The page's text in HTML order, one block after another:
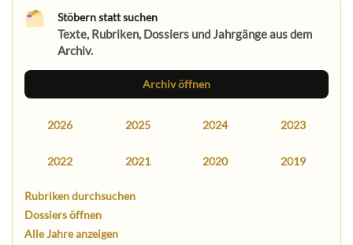
Stöbern statt suchen
Texte, Rubriken, Dossiers und Jahrgänge aus dem
Archiv.
Archiv öffnen
2026 2025 2024 2023
2022 2021 2020 2019
Rubriken durchsuchen
Dossiers öffnen
Alle Jahre anzeigen